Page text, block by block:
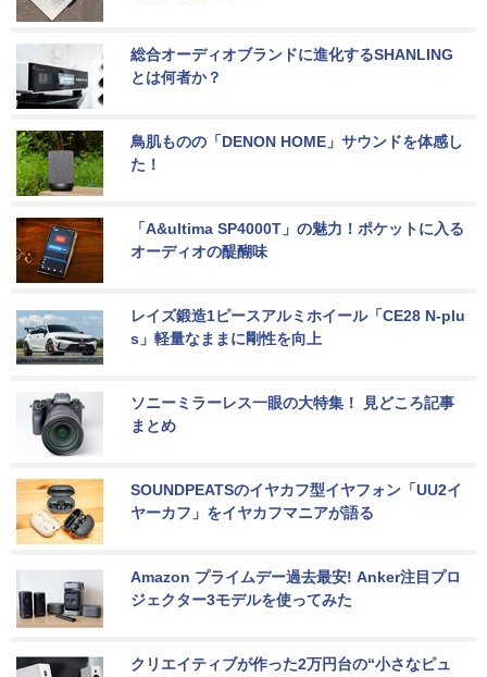
総合オーディオブランドに進化するSHANLING
とは何者か？
鳥肌ものの「DENON HOME」サウンドを体感し
た！
「A&ultima SP4000T」の魅力！ポケットに入る
オーディオの醍醐味
レイズ鍛造1ピースアルミホイール「CE28 N-plu
s」軽量なままに剛性を向上
ソニーミラーレス一眼の大特集！ 見どころ記事
まとめ
SOUNDPEATSのイヤカフ型イヤフォン「UU2イ
ヤーカフ」をイヤカフマニアが語る
Amazon プライムデー過去最安! Anker注目プロ
ジェクター3モデルを使ってみた
クリエイティブが作った2万円台の“小さなピュ